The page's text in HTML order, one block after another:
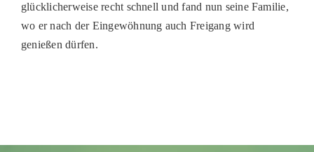
HELFER WERDEN
glücklicherweise recht schnell und fand nun seine Familie,
wo er nach der Eingewöhnung auch Freigang wird
genießen dürfen.